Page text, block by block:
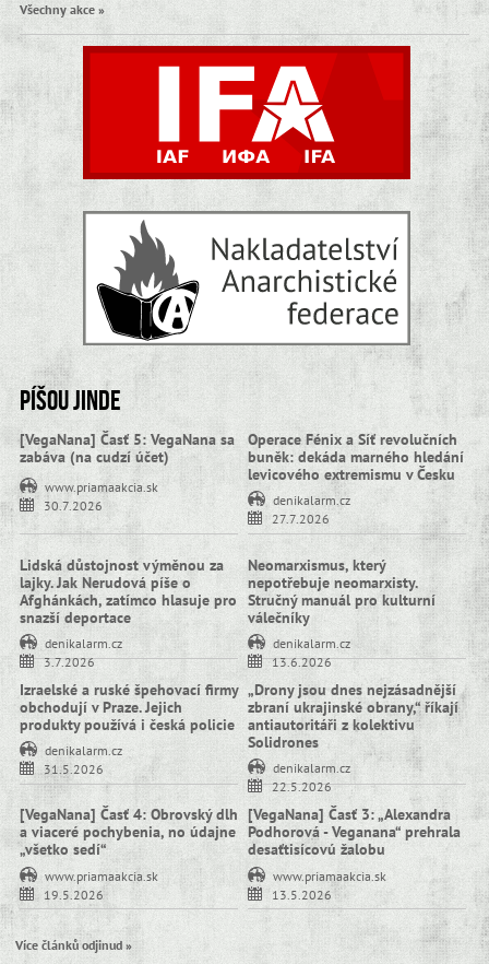
Všechny akce »
Píšou jinde
[VegaNana] Časť 5: VegaNana sa
zabáva (na cudzí účet)
www.priamaakcia.sk
30.7.2026
Operace Fénix a Síť revolučních
buněk: dekáda marného hledání
levicového extremismu v Česku
denikalarm.cz
27.7.2026
Lidská důstojnost výměnou za
lajky. Jak Nerudová píše o
Afghánkách, zatímco hlasuje pro
snazší deportace
denikalarm.cz
3.7.2026
Neomarxismus, který
nepotřebuje neomarxisty.
Stručný manuál pro kulturní
válečníky
denikalarm.cz
13.6.2026
Izraelské a ruské špehovací firmy
obchodují v Praze. Jejich
produkty používá i česká policie
denikalarm.cz
31.5.2026
„Drony jsou dnes nejzásadnější
zbraní ukrajinské obrany,“ říkají
antiautoritáři z kolektivu
Solidrones
denikalarm.cz
22.5.2026
[VegaNana] Časť 4: Obrovský dlh
a viaceré pochybenia, no údajne
„všetko sedí“
www.priamaakcia.sk
19.5.2026
[VegaNana] Časť 3: „Alexandra
Podhorová - Veganana“ prehrala
desaťtisícovú žalobu
www.priamaakcia.sk
13.5.2026
Více článků odjinud »